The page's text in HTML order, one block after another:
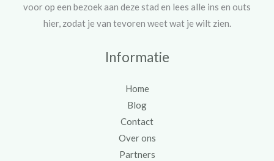
voor op een bezoek aan deze stad en lees alle ins en outs
hier, zodat je van tevoren weet wat je wilt zien.
Informatie
Home
Blog
Contact
Over ons
Partners